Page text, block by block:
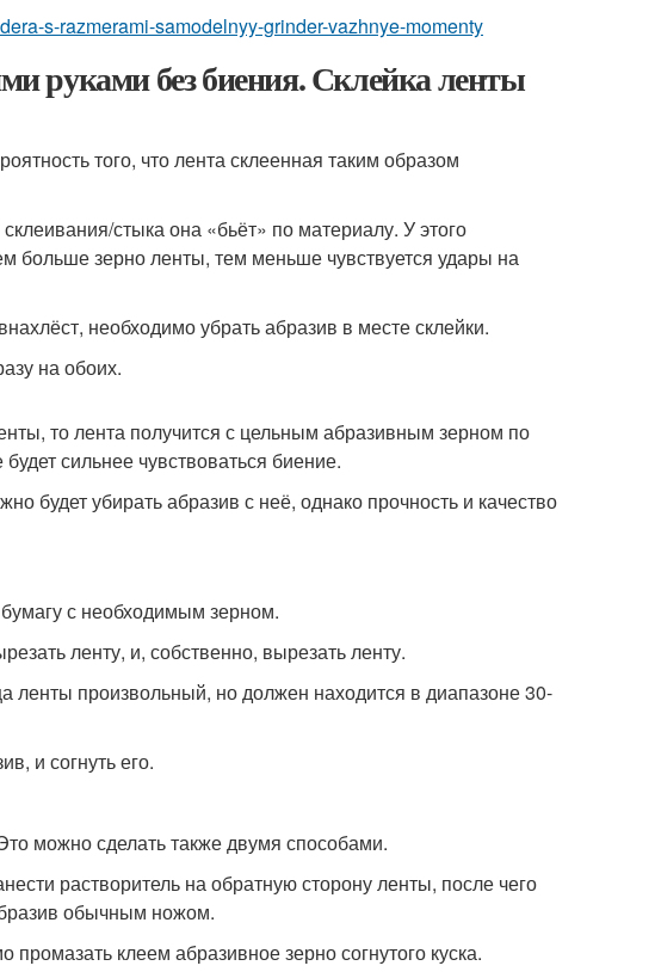
s-razmerami-samodelnyy-grinder-vazhnye-momenty
руками без биения. Склейка ленты
того, что лента склеенная таким образом
стыка она «бьёт» по материалу. У этого
больше зерно ленты, тем меньше чувствуется удары на
необходимо убрать абразив в месте склейки.
на обоих.
то лента получится с цельным абразивным зерном по
сильнее чувствоваться биение.
будет убирать абразив с неё, однако прочность и качество
с необходимым зерном.
ленту, и, собственно, вырезать ленту.
ленты произвольный, но должен находится в диапазоне 30-
и согнуть его.
можно сделать также двумя способами.
растворитель на обратную сторону ленты, после чего
обычным ножом.
клеем абразивное зерно согнутого куска.